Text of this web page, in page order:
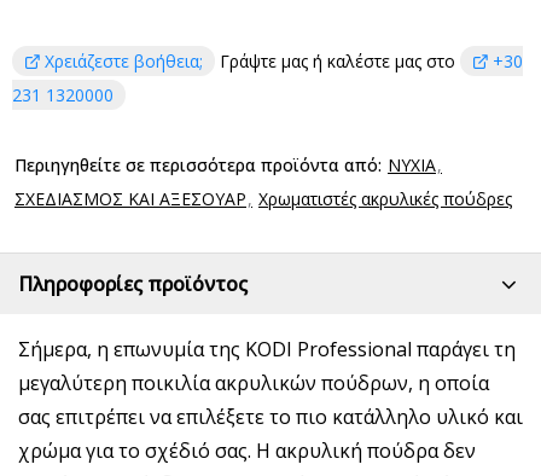
Χρειάζεστε βοήθεια; Γράψτε μας ή καλέστε μας στο
+30
231 1320000
Περιηγηθείτε σε περισσότερα προϊόντα από: ΝΥΧΙΑ
ΣΧΕΔΙΑΣΜΟΣ ΚΑΙ ΑΞΕΣΟΥΑΡ Χρωματιστές ακρυλικές πούδρες
Πληροφορίες προϊόντος
Σήμερα, η επωνυμία της KODI Professional παράγει τη
μεγαλύτερη ποικιλία ακρυλικών πούδρων, η οποία
σας επιτρέπει να επιλέξετε το πιο κατάλληλο υλικό και
χρώμα για το σχέδιό σας. Η ακρυλική πούδρα δεν